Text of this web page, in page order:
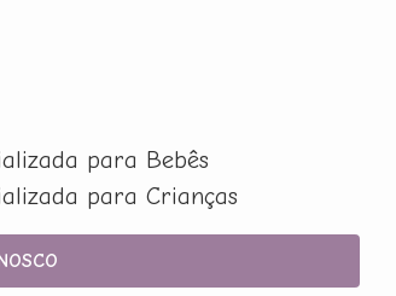
para Bebês
para Crianças